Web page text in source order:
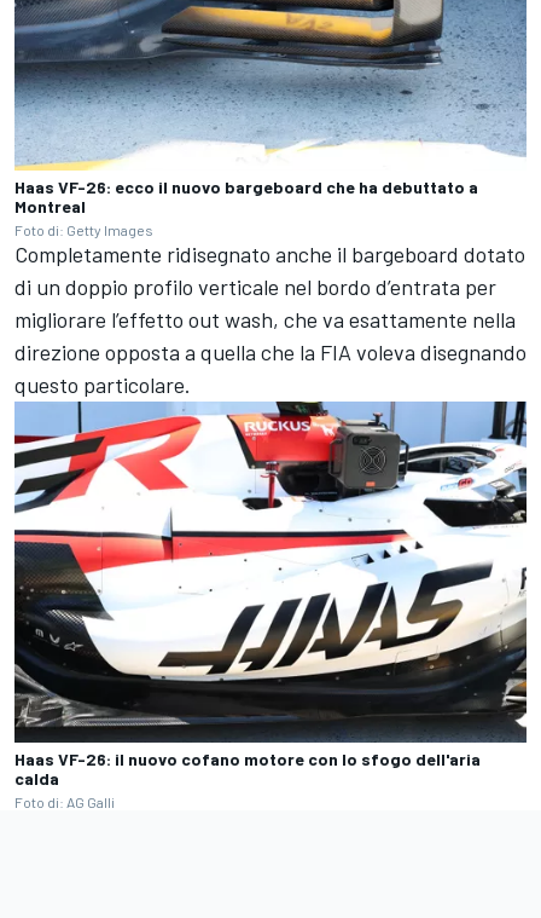
Haas VF-26: ecco il nuovo bargeboard che ha debuttato a
Montreal
Foto di: Getty Images
Completamente ridisegnato anche il bargeboard dotato
di un doppio profilo verticale nel bordo d’entrata per
migliorare l’effetto out wash, che va esattamente nella
direzione opposta a quella che la FIA voleva disegnando
questo particolare.
Haas VF-26: il nuovo cofano motore con lo sfogo dell'aria
calda
Foto di: AG Galli